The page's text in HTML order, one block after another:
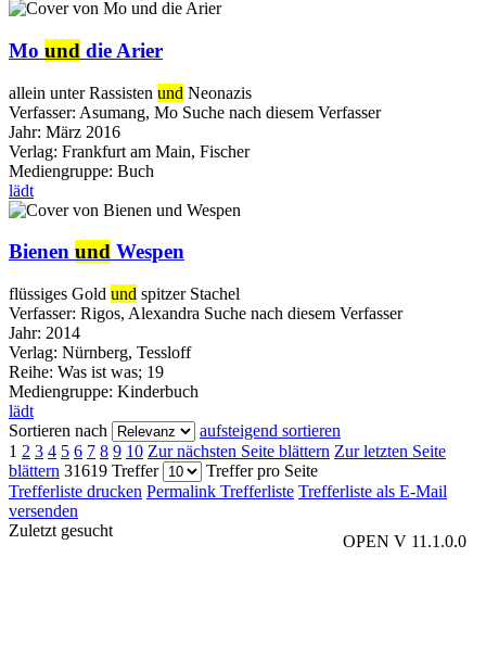
Mo und die Arier
allein unter Rassisten und Neonazis
Verfasser: Asumang, Mo Suche nach diesem Verfasser
Jahr: März 2016
Verlag: Frankfurt am Main, Fischer
Mediengruppe: Buch
lädt
Bienen und Wespen
flüssiges Gold und spitzer Stachel
Verfasser: Rigos, Alexandra Suche nach diesem Verfasser
Jahr: 2014
Verlag: Nürnberg, Tessloff
Reihe: Was ist was; 19
Mediengruppe: Kinderbuch
lädt
Sortieren nach
aufsteigend sortieren
1 2 3 4 5 6 7 8 9 10 Zur nächsten Seite blättern Zur letzten Seite
blättern 31619 Treffer
Treffer pro Seite
Trefferliste drucken Permalink Trefferliste Trefferliste als E-Mail
versenden
OPEN V 11.1.0.0
Zuletzt gesucht